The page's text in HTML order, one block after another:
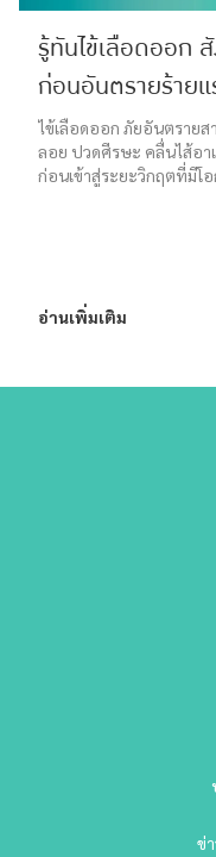
รู้ทันไข้เลือดออก
ก่อนอันตรายร้ายแ
ไข้เลือดออก ภัยอันตรายส
ลอย ปวดศีรษะ คลื่นไส้อา
ก่อนเข้าสู่ระยะวิกฤตที่มีโ
อ่านเพิ่มเติม
ข่